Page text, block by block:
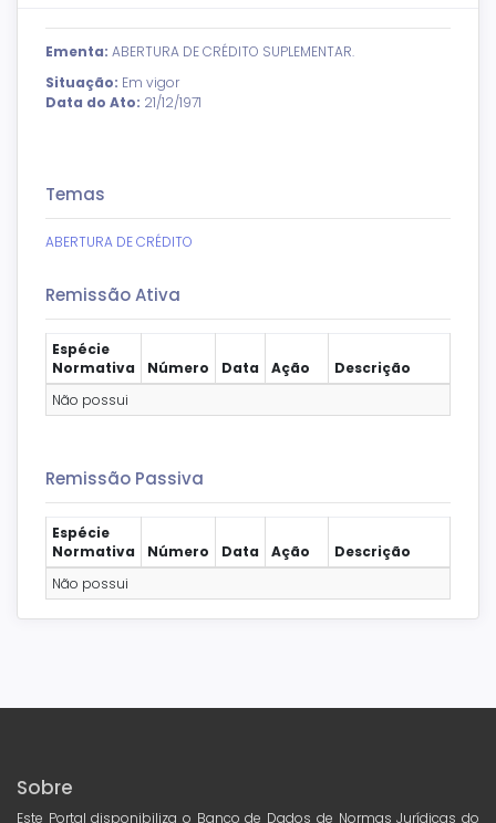
Ementa: ABERTURA DE CRÉDITO SUPLEMENTAR.
Situação: Em vigor
Data do Ato: 21/12/1971
Temas
ABERTURA DE CRÉDITO
Remissão Ativa
Espécie
Normativa
Número Data Ação
Descrição
Não possui
Remissão Passiva
Espécie
Normativa
Número Data Ação
Descrição
Não possui
Sobre
Este Portal disponibiliza o Banco de Dados de Normas Jurídicas do